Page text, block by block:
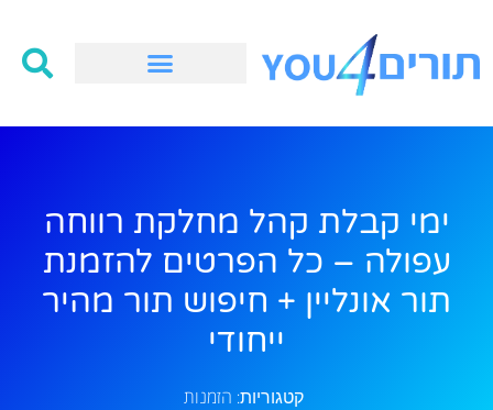
ימי קבלת קהל מחלקת רווחה
עפולה – כל הפרטים להזמנת
תור אונליין + חיפוש תור מהיר
ייחודי
קטגוריות: הזמנות